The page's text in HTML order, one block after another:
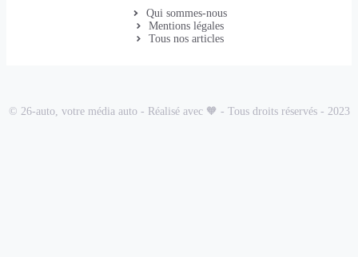
Qui sommes-nous
Mentions légales
Tous nos articles
© 26-auto, votre média auto - Réalisé avec 🧡 - Tous droits réservés - 2023